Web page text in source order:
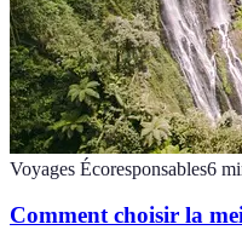
Voyages Écoresponsables6
Comment choisir la